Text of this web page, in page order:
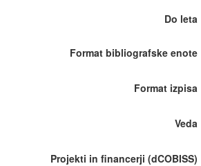
Do leta
Format bibliografske enote
Format izpisa
Veda
Projekti in financerji (dCOBISS)